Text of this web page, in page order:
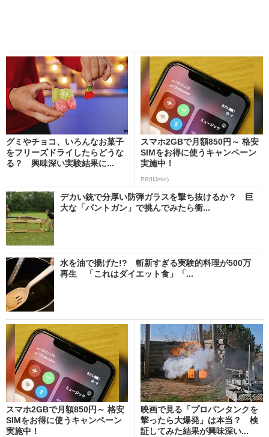
グミやチョコ、いろんなお菓子
をフリーズドライしたらどうな
る？ 興味深い実験結果に...
スマホ2GBで月額850円～ 格安
SIMをお得に使うキャンペーン
実施中！
PR(IIJmio)
デカい銃で分厚い防弾ガラスを撃ち抜けるか？ 巨
大な「パントガン」で挑んでみたら衝...
水を油で揚げた!? 斬新すぎる実験的料理が500万
再生 「これはダイエット食」「...
スマホ2GBで月額850円～ 格安
SIMをお得に使うキャンペーン
実施中！
映画で見る「プロパンタンクを
撃ったら大爆発」は本当？ 検
証してみた結果が興味深い...